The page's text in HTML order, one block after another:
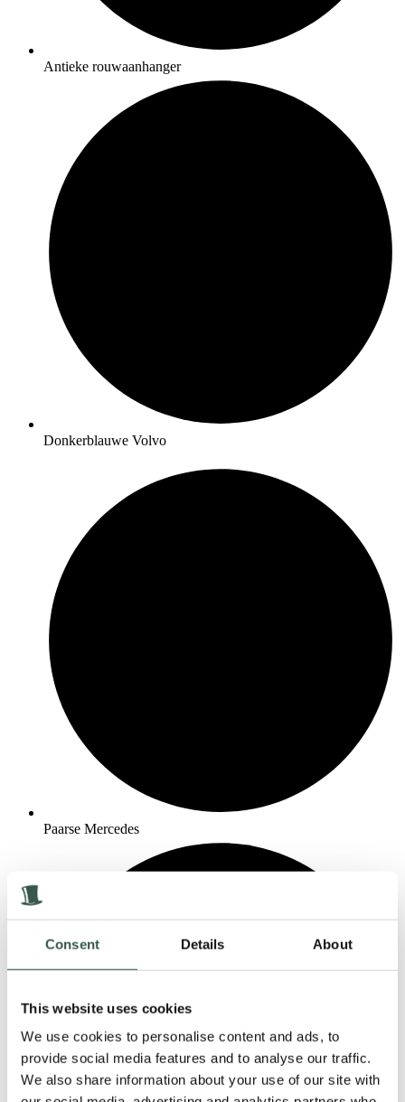
Consent Details About
This website uses cookies
We use cookies to personalise content and ads, to
provide social media features and to analyse our traffic.
We also share information about your use of our site with
Antieke rouwaanhanger
Donkerblauwe Volvo
Paarse Mercedes